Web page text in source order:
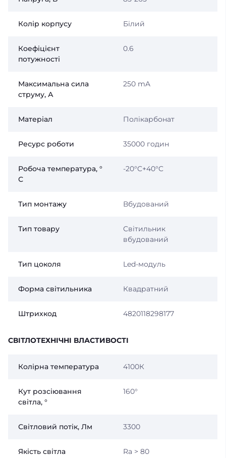
Колір корпусу Білий
Коефіцієнт
потужності
0.6
Максимальна сила
струму, А
250 mA
Матеріал Полікарбонат
Ресурс роботи 35000 годин
Робоча температура, °
С
-20°C+40°C
Тип монтажу Вбудований
Тип товару
Світильник
вбудований
Тип цоколя Led-модуль
Форма світильника Квадратний
Штрихкод 4820118298177
СВІТЛОТЕХНІЧНІ ВЛАСТИВОСТІ
Колірна температура 4100К
Кут розсіювання
світла, °
160°
Світловий потік, Лм 3300
Якість світла Ra > 80